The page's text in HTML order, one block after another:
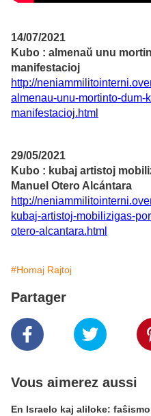
14/07/2021
Kubo : almenaŭ unu
manifestacioj
http://
almenau-unu-mortinto-dum-
manifestacioj.html
29/05/2021
Kubo : kubaj artistoj
Manuel Otero Alcántara
http://
kubaj-artistoj-mobilizigas-
otero-alcantara.html
#Homaj Rajtoj
Partager
Vous aimerez aussi
En Israelo kaj aliloke: